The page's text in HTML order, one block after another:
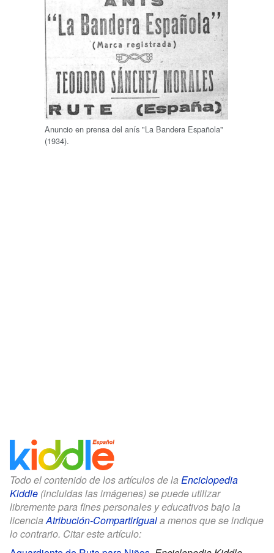
Anuncio en prensa del anís "La Bandera Española"
(1934).
Todo el contenido de los artículos de la Enciclopedia
Kiddle (incluidas las imágenes) se puede utilizar
libremente para fines personales y educativos bajo la
licencia Atribución-CompartirIguala menos que se indique
lo contrario. Citar este artículo: